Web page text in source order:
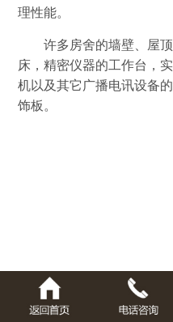
理性能。
许多房舍的墙壁、屋顶
床，精密仪器的工作台，
机以及其它广播电讯设备
饰板。